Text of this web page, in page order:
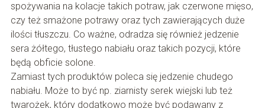
spożywania na kolacje takich potraw, jak czerwone mięso,
czy też smażone potrawy oraz tych zawierających duże
ilości tłuszczu. Co ważne, odradza się również jedzenie
sera żółtego, tłustego nabiału oraz takich pozycji, które
będą obficie solone.
Zamiast tych produktów poleca się jedzenie chudego
nabiału. Może to być np. ziarnisty serek wiejski lub też
twarożek, który dodatkowo może być podawany z